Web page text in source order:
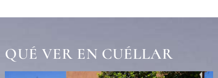
QUÉ VER EN CUÉLLAR